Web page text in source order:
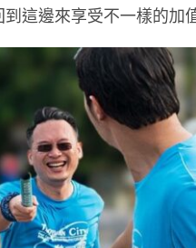
這邊來享受不一樣的加